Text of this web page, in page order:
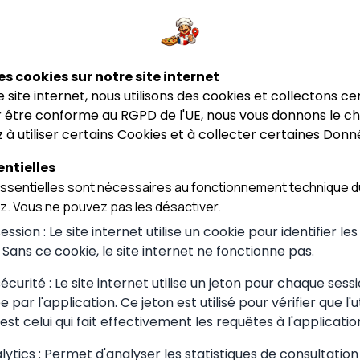
Restaurant Dumidi
Restaurant Dumidi
choisir à
cookies sur notre site internet
site internet, nous utilisons des cookies et collectons
conforme au RGPD de l'UE, nous vous donnons le
à utiliser certains Cookies et à collecter certaines
sont nécessaires au fonctionnement technique
Vous ne pouvez pas les désactiver.
: Le site internet utilise un cookie pour identifier les
ce cookie, le site internet ne fonctionne pas.
: Le site internet utilise un jeton pour chaque
par l'application. Ce jeton est utilisé pour vérifier que
celui qui fait effectivement les requêtes à
: Permet d'analyser les statistiques de